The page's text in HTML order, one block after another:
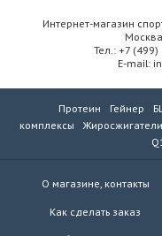
Интернет-магазин
Тел.: +7
E-mail:
Протеин Гейнер
комплексы
Жиросжигатели
О магазине, контакты
Как сделать заказ